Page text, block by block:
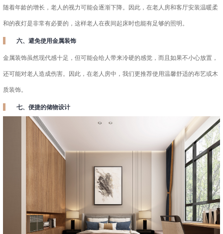
随着年龄的增长，老人的视力可能会逐渐下降。因此，在老人房和客厅安装温暖柔
和的夜灯是非常有必要的，这样老人在夜间起床时也能有足够的照明。
六、避免使用金属装饰
金属装饰虽然现代感十足，但可能会给人带来冷硬的感觉，而且如果不小心放置，
还可能对老人造成伤害。因此，在老人房中，我们更推荐使用温馨舒适的布艺或木
质装饰。
七、便捷的储物设计